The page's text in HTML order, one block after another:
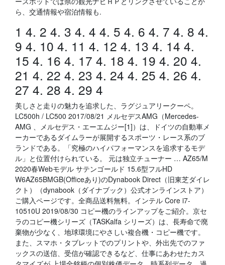
ら、交通情報や宿泊情報も.
1 4. 2 4. 3 4. 4 4. 5 4. 6 4. 7 4. 8 4.
9 4. 10 4. 11 4. 12 4. 13 4. 14 4.
15 4. 16 4. 17 4. 18 4. 19 4. 20 4.
21 4. 22 4. 23 4. 24 4. 25 4. 26 4.
27 4. 28 4. 29 4
美しさと走りの魅力を追求した、ラグジュアリークーペ。
LC500h / LC500 2017/08/21 メルセデスAMG（Mercedes-
AMG 、メルセデス・エーエムジー[1]）は、ドイツの自動車メ
ーカーであるダイムラーが展開するスポーツ・レース系のブ
ランドである。「究極のハイパフォーマンスを追求するモデ
ル」と位置付けられている。 元は独立チューナー … AZ65/M
2020春Webモデル サテンゴールド 15.6型フルHD
W6AZ65BMGB(Officeあり)のDynabook Direct（旧東芝ダイレ
クト）（dynabook（ダイナブック）公式オンラインストア）
ご購入ページです。全商品送料無料。インテル Core i7-
10510U 2019/08/30 コピー機のラインアップをご紹介。京セ
ラのコピー機シリーズ（TASKalfa シリーズ）は、長寿命で廃
棄物が少なく、地球環境にやさしい複合機・コピー機です。
また、スマホ・タブレットでのプリントや、外出先でのファ
ックスの送信、受信が確認できるなど、仕事にあわせたカス